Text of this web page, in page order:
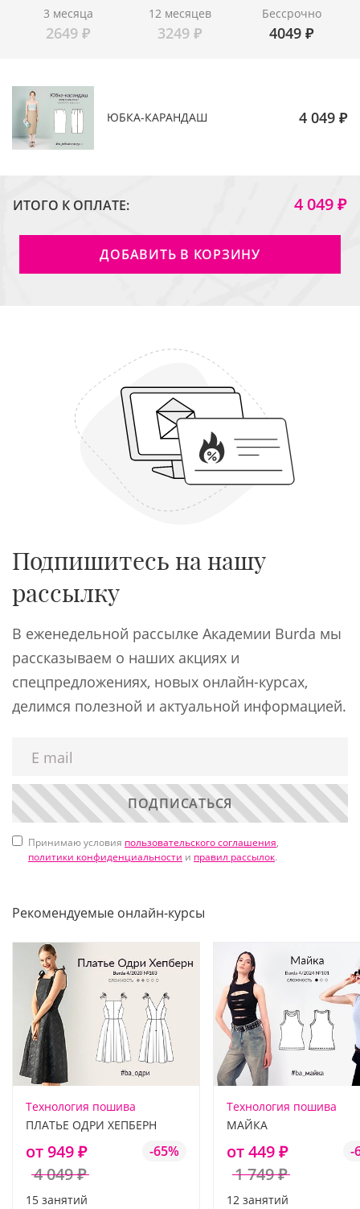
3 месяца
2649 ₽
12 месяцев
3249 ₽
Бессрочно
4049₽
ЮБКА-КАРАНДАШ 4 049 ₽
ИТОГО К ОПЛАТЕ: 4 049 ₽
ДОБАВИТЬ В КОРЗИНУ
Подпишитесь на нашу
рассылку
В еженедельной рассылке Академии Burda мы
рассказываем о наших акциях и
спецпредложениях, новых онлайн-курсах,
делимся полезной и актуальной информацией.
ПОДПИСАТЬСЯ
Принимаю условия пользовательского соглашения,
политики конфиденциальности и правил рассылок.
Рекомендуемые онлайн-курсы
Технология пошива
ПЛАТЬЕ ОДРИ ХЕПБЕРН
от 949 ₽
4 049 ₽
-65%
15 занятий
Технология пошива
МАЙКА
от 449 ₽
1 749 ₽
-
12 занятий